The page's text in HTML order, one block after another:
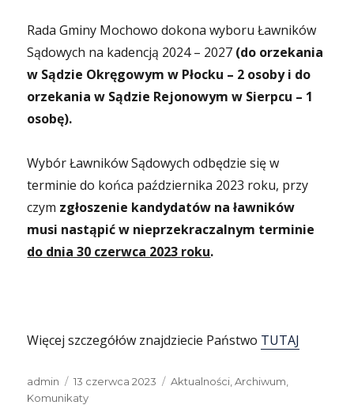
Rada Gminy Mochowo dokona wyboru Ławników
Sądowych na kadencją 2024 – 2027 (do orzekania
w Sądzie Okręgowym w Płocku – 2 osoby i do
orzekania w Sądzie Rejonowym w Sierpcu – 1
osobę).
Wybór Ławników Sądowych odbędzie się w
terminie do końca października 2023 roku, przy
czym zgłoszenie kandydatów na ławników
musi nastąpić w nieprzekraczalnym terminie
do dnia 30 czerwca 2023 roku.
Więcej szczegółów znajdziecie Państwo TUTAJ
Autor
admin
Data
publikacji
13 czerwca 2023 Kategorie
Aktualności ,Archiwum
Komunikaty